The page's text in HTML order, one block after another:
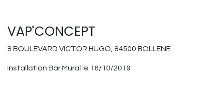
VAP'CONCEPT
8 BOULEVARD VICTOR HUGO, 84500 BOLLENE
Installation Bar Mural le 16/10/2019